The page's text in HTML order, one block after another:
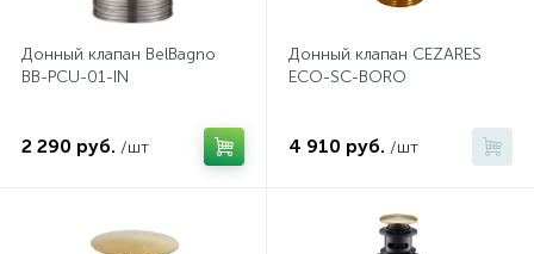
Донный клапан BelBagno
BB-PCU-01-IN
2 290 руб. /шт
Донный клапан CEZARES
ECO-SC-BORO
4 910 руб. /шт